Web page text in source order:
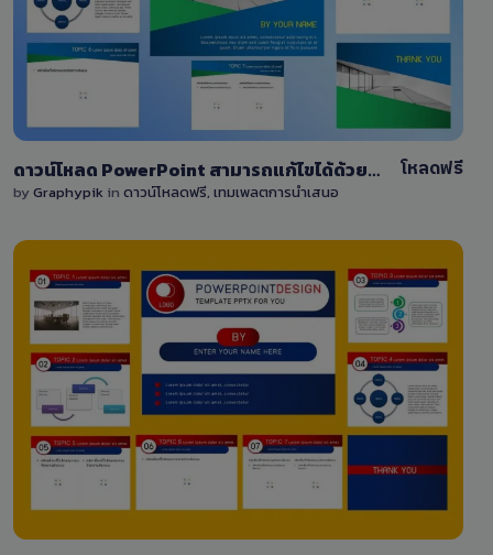
35
ดาวน์โหลด PowerPoint สามารถแก้ไขได้ด้วยไฟล์ PPTX โทนสีน้ำเงิน สีเขียว
by Graphypik in ดาวน์โหลดฟรี, เทมเพลตการนำเสนอ
โหลดฟรี
View Details
1 Sale